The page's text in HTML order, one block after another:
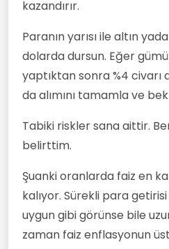
kazandırır.
Paranın yarısı ile altın
dolarda dursun. Eğer
yaptıktan sonra %4 civarı
da alımını tamamla ve
Tabiki riskler sana aittir.
belirttim.
Şuanki oranlarda faiz en
kalıyor. Sürekli para
uygun gibi görünse bile
zaman faiz enflasyonun